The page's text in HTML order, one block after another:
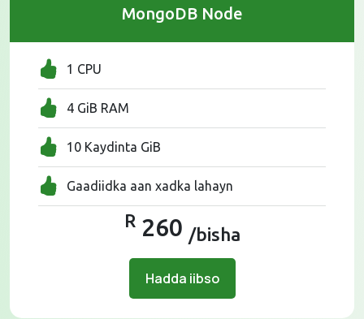
MongoDB Node
1 CPU
4 GiB RAM
10 Kaydinta GiB
Gaadiidka aan xadka lahayn
R260 /bisha
Hadda iibso